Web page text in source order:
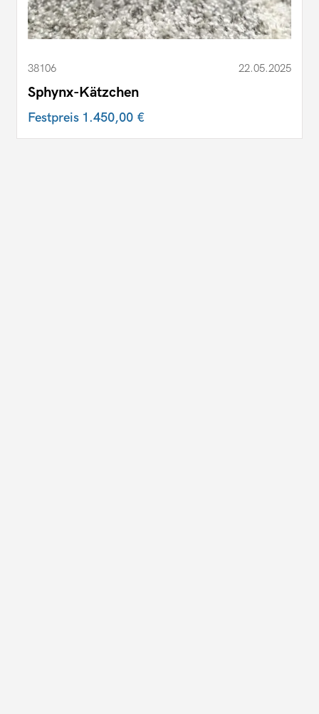
38106 22.05.2025
Sphynx-Kätzchen
Festpreis 1.450,00 €